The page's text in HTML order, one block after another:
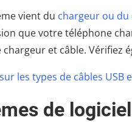
vient du chargeur ou du
que votre téléphone
chargeur et câble.
les types de câbles USB
de